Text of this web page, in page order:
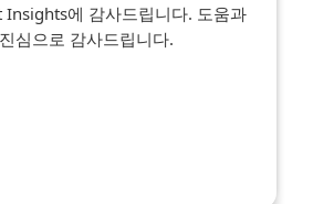
에 감사드립니다. 도움과
심으로 감사드립니다.